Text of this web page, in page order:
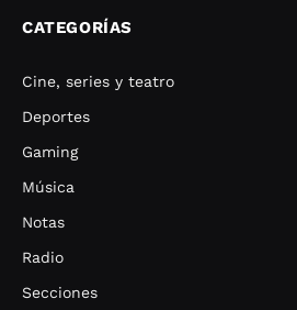
CATEGORÍAS
Cine, series y teatro
Deportes
Gaming
Música
Notas
Radio
Secciones